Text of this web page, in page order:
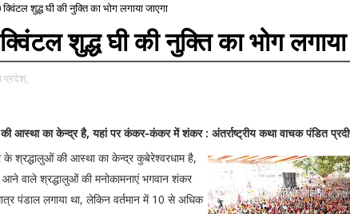
शुद्ध घी की नुक्ति का भोग लगाया जाएगा
शुद्ध घी की नुक्ति का भोग लगाया
प्रदेश,
आस्था का केन्द्र है, यहां पर कंकर-कंकर में शंकर : अंतर्राष्ट्रीय कथा वाचक पंडित
के श्रद्धालुओं की आस्था का केन्द्र कुबेरेश्वरधाम है,
वाले श्रद्धालुओं की मनोकामनाएं भगवान शंकर
पंडाल लगाया था, लेकिन वर्तमान में 10 से अधिक